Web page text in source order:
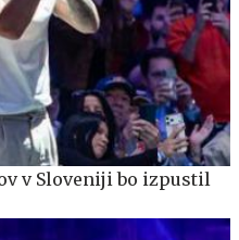
v Sloveniji bo izpustil